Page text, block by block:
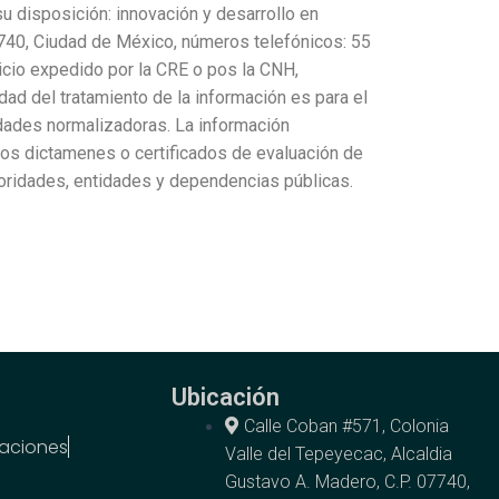
disposición: innovación y desarrollo en
Ciudad de México, números telefónicos: 55
expedido por la CRE o pos la CNH,
del tratamiento de la información es para el
normalizadoras. La información
dictamenes o certificados de evaluación de
entidades y dependencias públicas.
Ubicación
Calle Coban #571, Colonia
Valle del Tepeyecac, Alcaldia
Gustavo A. Madero, C.P. 07740,